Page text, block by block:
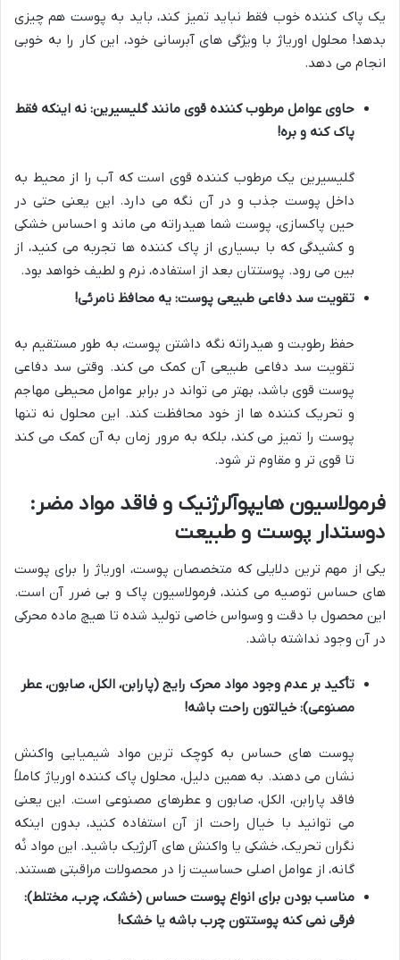
یک پاک کننده خوب فقط نباید تمیز کند، باید به پوست هم چیزی
بدهد! محلول اوریاژ با ویژگی های آبرسانی خود، این کار را به خوبی
انجام می دهد.
حاوی عوامل مرطوب کننده قوی مانند گلیسیرین: نه اینکه فقط
پاک کنه و بره!
گلیسیرین یک مرطوب کننده قوی است که آب را از محیط به
داخل پوست جذب و در آن نگه می دارد. این یعنی حتی در
حین پاکسازی، پوست شما هیدراته می ماند و احساس خشکی
و کشیدگی که با بسیاری از پاک کننده ها تجربه می کنید، از
بین می رود. پوستتان بعد از استفاده، نرم و لطیف خواهد بود.
تقویت سد دفاعی طبیعی پوست: یه محافظ نامرئی!
حفظ رطوبت و هیدراته نگه داشتن پوست، به طور مستقیم به
تقویت سد دفاعی طبیعی آن کمک می کند. وقتی سد دفاعی
پوست قوی باشد، بهتر می تواند در برابر عوامل محیطی مهاجم
و تحریک کننده ها از خود محافظت کند. این محلول نه تنها
پوست را تمیز می کند، بلکه به مرور زمان به آن کمک می کند
تا قوی تر و مقاوم تر شود.
فرمولاسیون هایپوآلرژنیک و فاقد مواد مضر:
دوستدار پوست و طبیعت
یکی از مهم ترین دلایلی که متخصصان پوست، اوریاژ را برای پوست
های حساس توصیه می کنند، فرمولاسیون پاک و بی ضرر آن است.
این محصول با دقت و وسواس خاصی تولید شده تا هیچ ماده محرکی
در آن وجود نداشته باشد.
تأکید بر عدم وجود مواد محرک رایج (پارابن، الکل، صابون، عطر
مصنوعی): خیالتون راحت باشه!
پوست های حساس به کوچک ترین مواد شیمیایی واکنش
نشان می دهند. به همین دلیل، محلول پاک کننده اوریاژ کاملاً
فاقد پارابن، الکل، صابون و عطرهای مصنوعی است. این یعنی
می توانید با خیال راحت از آن استفاده کنید، بدون اینکه
نگران تحریک، خشکی یا واکنش های آلرژیک باشید. این مواد نُه
گانه، از عوامل اصلی حساسیت زا در محصولات مراقبتی هستند.
مناسب بودن برای انواع پوست حساس (خشک، چرب، مختلط):
فرقی نمی کنه پوستتون چرب باشه یا خشک!